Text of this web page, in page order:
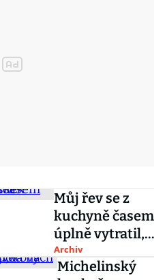
Můj řev se z
kuchyně časem
úplně vytratil,
říká Radek
Kašpárek z
Archiv
Michelinský